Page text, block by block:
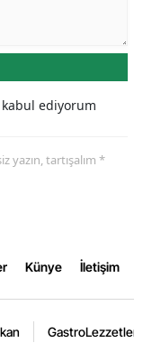
ediyorum
yazın, tartışalım *
Künye İletişim
GastroLezzetler